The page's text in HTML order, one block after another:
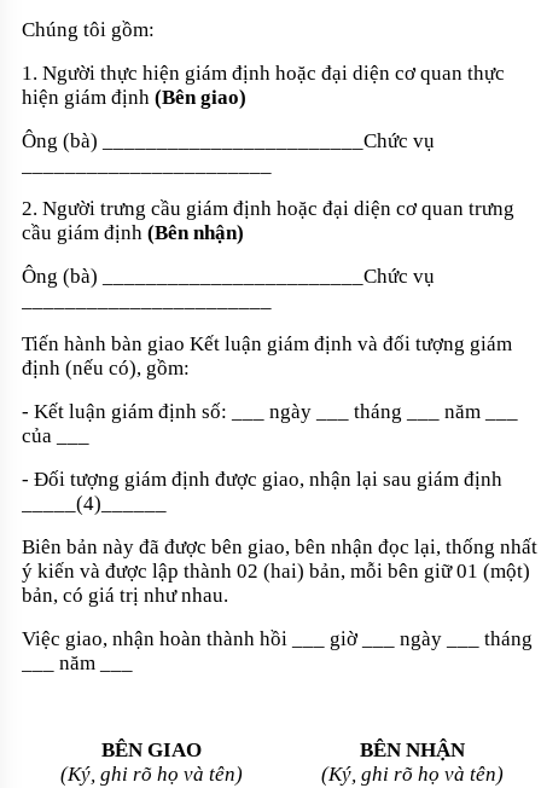
Chúng tôi gồm:
1. Người thực hiện giám định hoặc đại diện cơ quan thực
hiện giám định (Bên giao)
Ông (bà)
Chức vụ
2. Người trưng cầu giám định hoặc đại diện cơ quan trưng
cầu giám định (Bên nhận)
Ông (bà)
Chức vụ
Tiến hành bàn giao Kết luận giám định và đối tượng giám
định (nếu có), gồm:
- Kết luận giám định số: ___ ngày ___ tháng ___ năm ___
của ___
- Đối tượng giám định được giao, nhận lại sau giám định
(4)
Biên bản này đã được bên giao, bên nhận đọc lại, thống nhất
ý kiến và được lập thành 02 (hai) bản, mỗi bên giữ 01 (một)
bản, có giá trị như nhau.
Việc giao, nhận hoàn thành hồi ___ giờ ___ ngày ___ tháng
___ năm ___
BÊN GIAO
(Ký, ghi rõ họ và tên)
BÊN NHẬN
(Ký, ghi rõ họ và tên)